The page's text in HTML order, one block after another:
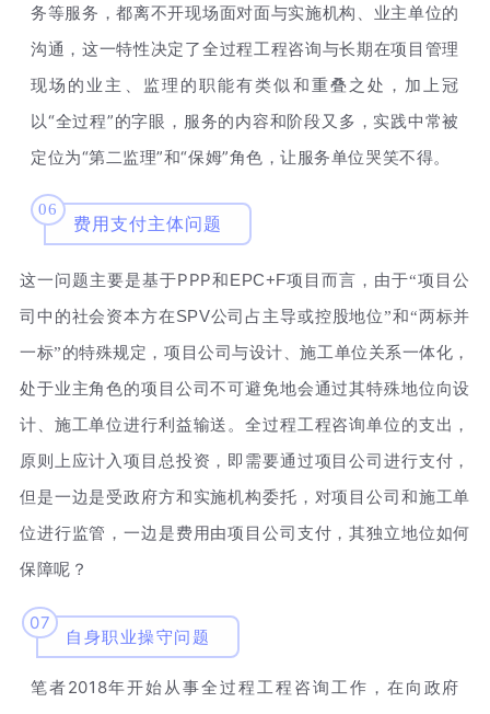
务等服务，都离不开现场面对面与实施机构、业主单位的
沟通，这一特性决定了全过程工程咨询与长期在项目管理
现场的业主、监理的职能有类似和重叠之处，加上冠
以“全过程”的字眼，服务的内容和阶段又多，实践中常被
定位为“第二监理”和“保姆”角色，让服务单位哭笑不得。
06
费用支付主体问题
这一问题主要是基于PPP和EPC+F项目而言，由于“项目公
司中的社会资本方在SPV公司占主导或控股地位”和“两标并
一标”的特殊规定，项目公司与设计、施工单位关系一体化，
处于业主角色的项目公司不可避免地会通过其特殊地位向设
计、施工单位进行利益输送。全过程工程咨询单位的支出，
原则上应计入项目总投资，即需要通过项目公司进行支付，
但是一边是受政府方和实施机构委托，对项目公司和施工单
位进行监管，一边是费用由项目公司支付，其独立地位如何
保障呢？
07
自身职业操守问题
笔者2018年开始从事全过程工程咨询工作，在向政府